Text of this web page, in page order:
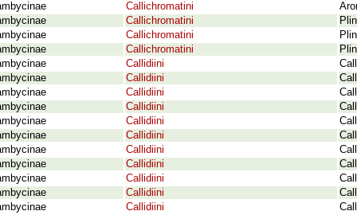
Callichromatini
Callichromatini
Callichromatini
Callichromatini
Callidiini
Callidiini
Callidiini
Callidiini
Callidiini
Callidiini
Callidiini
Callidiini
Callidiini
Callidiini
Callidiini